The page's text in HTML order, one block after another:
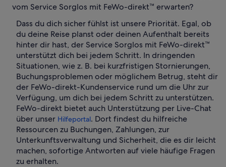
vom Service Sorglos mit FeWo-direkt™ erwarten?
Dass du dich sicher fühlst ist unsere Priorität. Egal, ob
du deine Reise planst oder deinen Aufenthalt bereits
hinter dir hast, der Service Sorglos mit FeWo-direkt™
unterstützt dich bei jedem Schritt. In dringenden
Situationen, wie z. B. bei kurzfristigen Stornierungen,
Buchungsproblemen oder möglichem Betrug, steht dir
der FeWo-direkt-Kundenservice rund um die Uhr zur
Verfügung, um dich bei jedem Schritt zu unterstützen.
FeWo-direkt bietet auch Unterstützung per Live-Chat
über unser Hilfeportal. Dort findest du hilfreiche
Ressourcen zu Buchungen, Zahlungen, zur
Unterkunftsverwaltung und Sicherheit, die es dir leicht
machen, sofortige Antworten auf viele häufige Fragen
zu erhalten.